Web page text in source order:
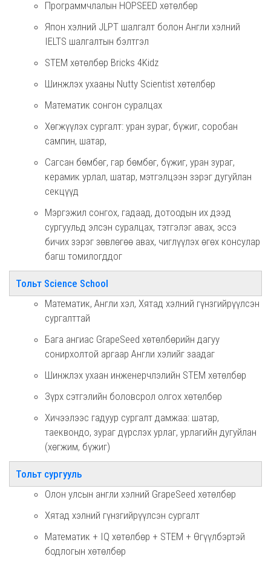
Программчлалын HOPSEED хөтөлбөр
Япон хэлний JLPT шалгалт болон Англи хэлний
IELTS шалгалтын бэлтгэл
STEM хөтөлбөр Bricks 4Kidz
Шинжлэх ухааны Nutty Scientist хөтөлбөр
Математик сонгон суралцах
Хөгжүүлэх сургалт: уран зураг, бүжиг, соробан
сампин, шатар,
Сагсан бөмбөг, гар бөмбөг, бүжиг, уран зураг,
керамик урлал, шатар, мэтгэлцээн зэрэг дугуйлан
секцүүд
Мэргэжил сонгох, гадаад, дотоодын их дээд
сургуульд элсэн суралцах, тэтгэлэг авах, эссэ
бичих зэрэг зөвлөгөө авах, чиглүүлэх өгөх консулар
багш томилогддог
Тольт Science School
Математик, Англи хэл, Хятад хэлний гүнзгийрүүлсэн
сургалттай
Бага ангиас GrapeSeed хөтөлбөрийн дагуу
сонирхолтой аргаар Англи хэлийг заадаг
Шинжлэх ухаан инженерчлэлийн STEM хөтөлбөр
Зүрх сэтгэлийн боловсрол олгох хөтөлбөр
Хичээлээс гадуур сургалт дамжаа: шатар,
таеквондо, зураг дүрслэх урлаг, урлагийн дугуйлан
(хөгжим, бүжиг)
Тольт сургууль
Олон улсын англи хэлний GrapeSeed хөтөлбөр
Хятад хэлний гүнзгийрүүлсэн сургалт
Математик + IQ хөтөлбөр + STEM + Өгүүлбэртэй
бодлогын хөтөлбөр